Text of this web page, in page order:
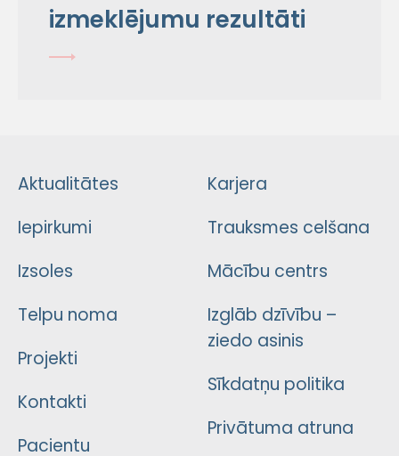
izmeklējumu rezultāti
Aktualitātes
Iepirkumi
Izsoles
Telpu noma
Projekti
Kontakti
Pacientu
Karjera
Trauksmes celšana
Mācību centrs
Izglāb dzīvību –
ziedo asinis
Sīkdatņu politika
Privātuma atruna